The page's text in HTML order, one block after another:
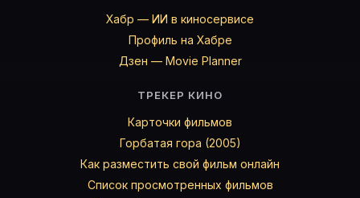
Хабр — ИИ в киносервисе
Профиль на Хабре
Дзен — Movie Planner
ТРЕКЕР КИНО
Карточки фильмов
Горбатая гора (2005)
Как разместить свой фильм онлайн
Список просмотренных фильмов